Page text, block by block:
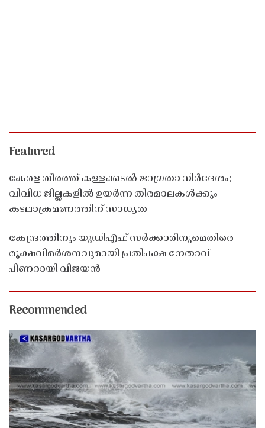
Featured
കേരള തീരത്ത് കള്ളക്കടൽ ജാഗ്രതാ നിർദേശം;
വിവിധ ജില്ലകളിൽ ഉയർന്ന തിരമാലകൾക്കും
കടലാക്രമണത്തിന് സാധ്യത
കേന്ദ്രത്തിനും യുഡിഎഫ് സർക്കാരിനുമെതിരെ
രൂക്ഷവിമർശനവുമായി പ്രതിപക്ഷ നേതാവ്
പിണറായി വിജയൻ
Recommended